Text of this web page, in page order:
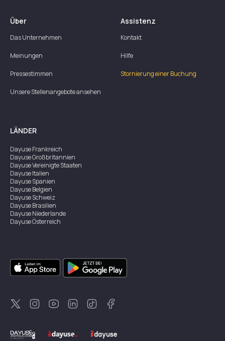
Über
Das Unternehmen
Meinungen
Pressestimmen
Unsere Stellenangebote ansehen
Assistenz
Kontakt
Hilfe
Stornierung einer Buchung
LÄNDER
DayuseFrankreich
DayuseGroßbritannien
DayuseVereinigte Staaten
DayuseItalien
DayuseSpanien
DayuseBelgien
DayuseSchweiz
DayuseBrasilien
DayuseNiederlande
DayuseÖsterreich
DayuseSingapur
DayuseZweden
DayuseThailand
DayuseNeuseeland
DayuseTürkei